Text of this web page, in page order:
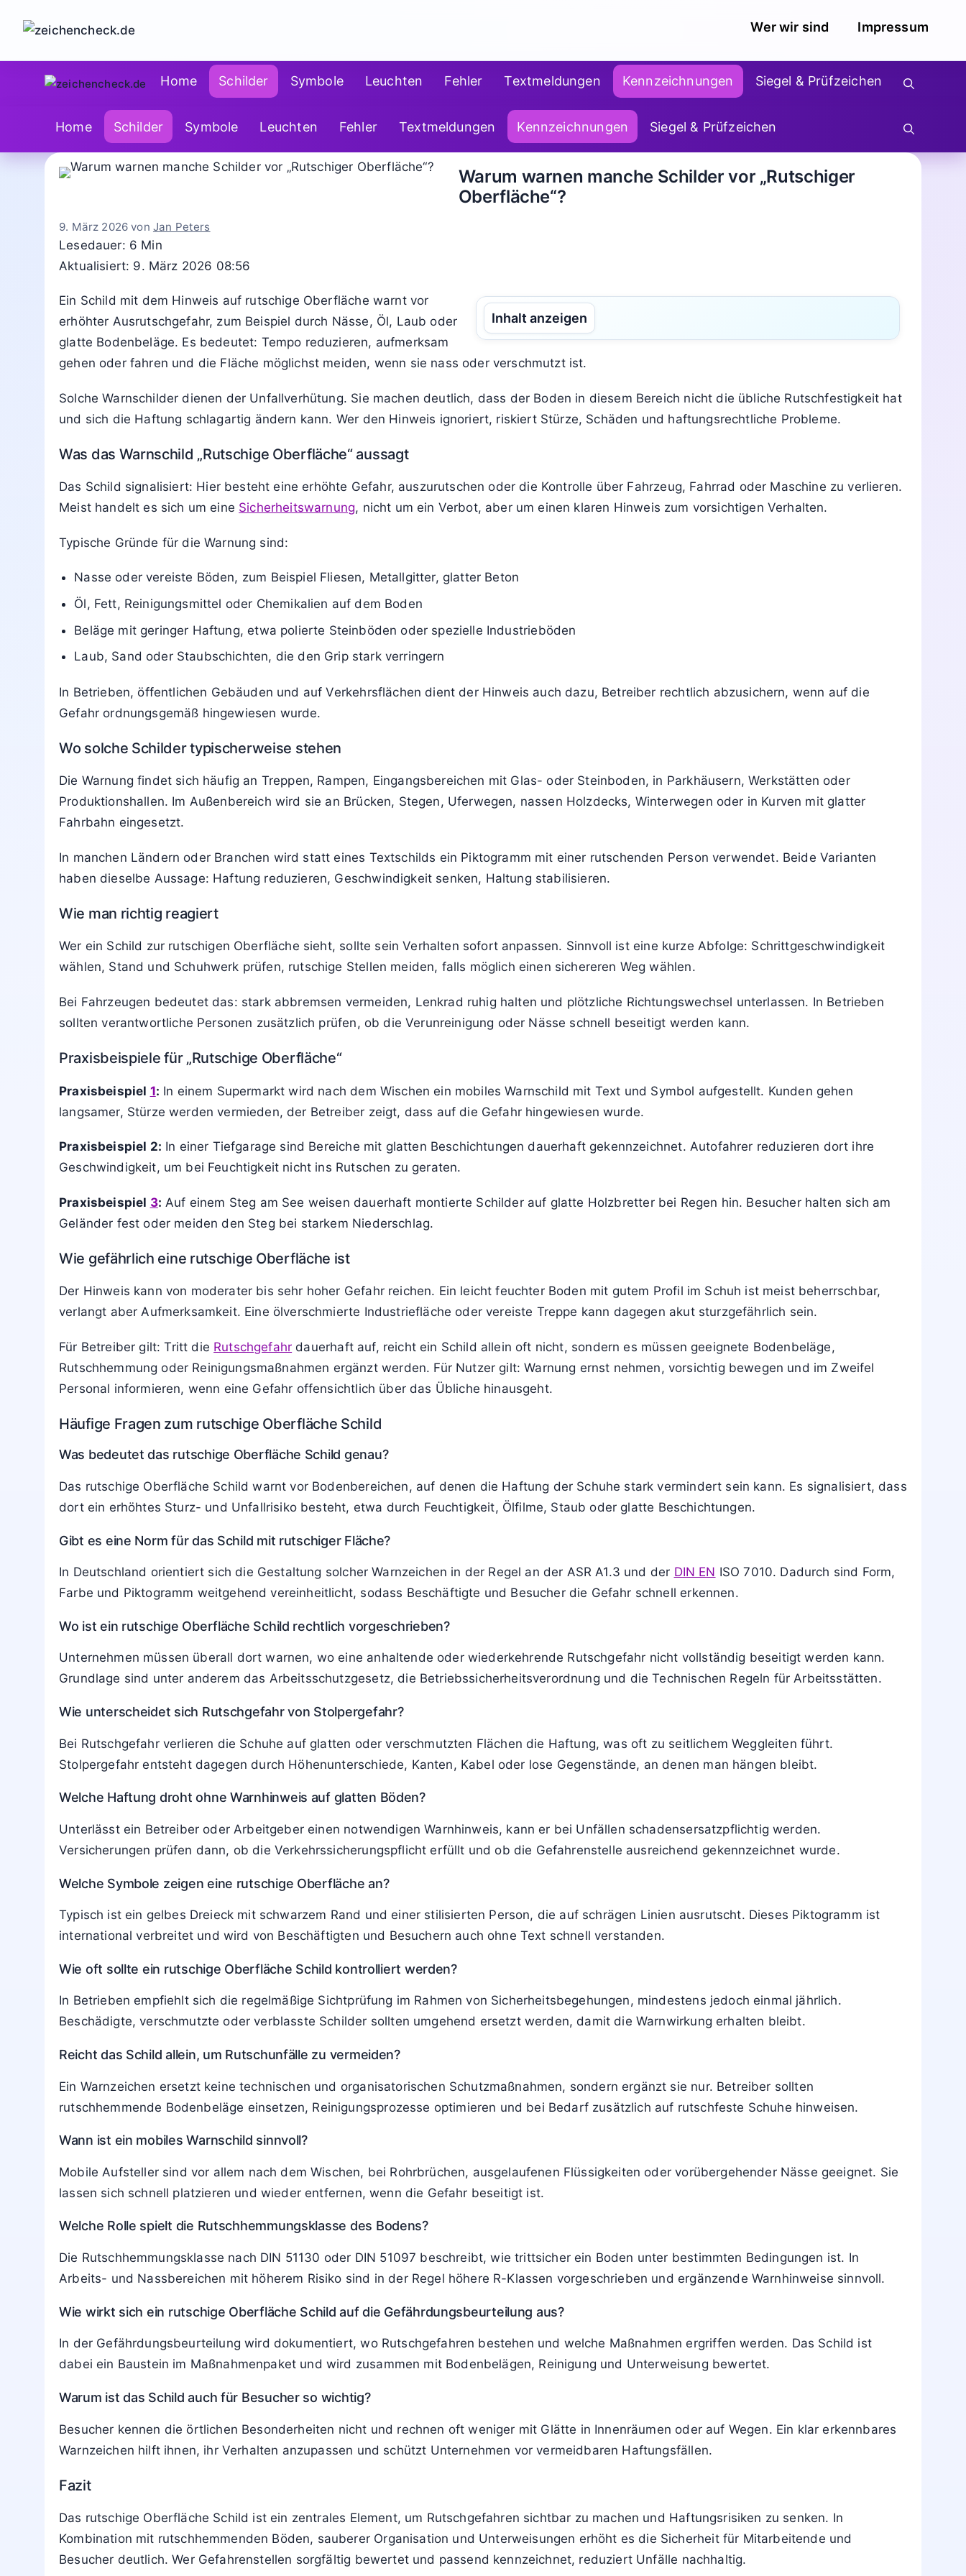
Inhalt
Wer wir sind Impressum
Home Schilder Symbole Leuchten Fehler Textmeldungen Kennzeichnungen Siegel & Prüfzeichen
Home Schilder Symbole Leuchten Fehler Textmeldungen Kennzeichnungen Siegel & Prüfzeichen
Warum warnen manche Schilder vor „Rutschiger
Oberfläche“?
9. März 2026 von Jan Peters
Lesedauer: 6 Min
Aktualisiert: 9. März 2026 08:56
Inhalt anzeigen
Ein Schild mit dem Hinweis auf rutschige Oberfläche warnt vor
erhöhter Ausrutschgefahr, zum Beispiel durch Nässe, Öl, Laub oder
glatte Bodenbeläge. Es bedeutet: Tempo reduzieren, aufmerksam
gehen oder fahren und die Fläche möglichst meiden, wenn sie nass oder verschmutzt ist.
Solche Warnschilder dienen der Unfallverhütung. Sie machen deutlich, dass der Boden in diesem Bereich nicht die übliche Rutschfestigkeit hat
und sich die Haftung schlagartig ändern kann. Wer den Hinweis ignoriert, riskiert Stürze, Schäden und haftungsrechtliche Probleme.
Was das Warnschild „Rutschige Oberfläche“ aussagt
Das Schild signalisiert: Hier besteht eine erhöhte Gefahr, auszurutschen oder die Kontrolle über Fahrzeug, Fahrrad oder Maschine zu verlieren.
Meist handelt es sich um eine Sicherheitswarnung, nicht um ein Verbot, aber um einen klaren Hinweis zum vorsichtigen Verhalten.
Typische Gründe für die Warnung sind:
Nasse oder vereiste Böden, zum Beispiel Fliesen, Metallgitter, glatter Beton
Öl, Fett, Reinigungsmittel oder Chemikalien auf dem Boden
Beläge mit geringer Haftung, etwa polierte Steinböden oder spezielle Industrieböden
Laub, Sand oder Staubschichten, die den Grip stark verringern
In Betrieben, öffentlichen Gebäuden und auf Verkehrsflächen dient der Hinweis auch dazu, Betreiber rechtlich abzusichern, wenn auf die
Gefahr ordnungsgemäß hingewiesen wurde.
Wo solche Schilder typischerweise stehen
Die Warnung findet sich häufig an Treppen, Rampen, Eingangsbereichen mit Glas- oder Steinboden, in Parkhäusern, Werkstätten oder
Produktionshallen. Im Außenbereich wird sie an Brücken, Stegen, Uferwegen, nassen Holzdecks, Winterwegen oder in Kurven mit glatter
Fahrbahn eingesetzt.
In manchen Ländern oder Branchen wird statt eines Textschilds ein Piktogramm mit einer rutschenden Person verwendet. Beide Varianten
haben dieselbe Aussage: Haftung reduzieren, Geschwindigkeit senken, Haltung stabilisieren.
Wie man richtig reagiert
Wer ein Schild zur rutschigen Oberfläche sieht, sollte sein Verhalten sofort anpassen. Sinnvoll ist eine kurze Abfolge: Schrittgeschwindigkeit
wählen, Stand und Schuhwerk prüfen, rutschige Stellen meiden, falls möglich einen sichereren Weg wählen.
Bei Fahrzeugen bedeutet das: stark abbremsen vermeiden, Lenkrad ruhig halten und plötzliche Richtungswechsel unterlassen. In Betrieben
sollten verantwortliche Personen zusätzlich prüfen, ob die Verunreinigung oder Nässe schnell beseitigt werden kann.
Praxisbeispiele für „Rutschige Oberfläche“
Praxisbeispiel 1: In einem Supermarkt wird nach dem Wischen ein mobiles Warnschild mit Text und Symbol aufgestellt. Kunden gehen
langsamer, Stürze werden vermieden, der Betreiber zeigt, dass auf die Gefahr hingewiesen wurde.
Praxisbeispiel 2: In einer Tiefgarage sind Bereiche mit glatten Beschichtungen dauerhaft gekennzeichnet. Autofahrer reduzieren dort ihre
Geschwindigkeit, um bei Feuchtigkeit nicht ins Rutschen zu geraten.
Praxisbeispiel 3: Auf einem Steg am See weisen dauerhaft montierte Schilder auf glatte Holzbretter bei Regen hin. Besucher halten sich am
Geländer fest oder meiden den Steg bei starkem Niederschlag.
Wie gefährlich eine rutschige Oberfläche ist
Der Hinweis kann von moderater bis sehr hoher Gefahr reichen. Ein leicht feuchter Boden mit gutem Profil im Schuh ist meist beherrschbar,
verlangt aber Aufmerksamkeit. Eine ölverschmierte Industriefläche oder vereiste Treppe kann dagegen akut sturzgefährlich sein.
Für Betreiber gilt: Tritt die Rutschgefahr dauerhaft auf, reicht ein Schild allein oft nicht, sondern es müssen geeignete Bodenbeläge,
Rutschhemmung oder Reinigungsmaßnahmen ergänzt werden. Für Nutzer gilt: Warnung ernst nehmen, vorsichtig bewegen und im Zweifel
Personal informieren, wenn eine Gefahr offensichtlich über das Übliche hinausgeht.
Häufige Fragen zum rutschige Oberfläche Schild
Was bedeutet das rutschige Oberfläche Schild genau?
Das rutschige Oberfläche Schild warnt vor Bodenbereichen, auf denen die Haftung der Schuhe stark vermindert sein kann. Es signalisiert, dass
dort ein erhöhtes Sturz- und Unfallrisiko besteht, etwa durch Feuchtigkeit, Ölfilme, Staub oder glatte Beschichtungen.
Gibt es eine Norm für das Schild mit rutschiger Fläche?
In Deutschland orientiert sich die Gestaltung solcher Warnzeichen in der Regel an der ASR A1.3 und der DIN EN ISO 7010. Dadurch sind Form,
Farbe und Piktogramm weitgehend vereinheitlicht, sodass Beschäftigte und Besucher die Gefahr schnell erkennen.
Wo ist ein rutschige Oberfläche Schild rechtlich vorgeschrieben?
Unternehmen müssen überall dort warnen, wo eine anhaltende oder wiederkehrende Rutschgefahr nicht vollständig beseitigt werden kann.
Grundlage sind unter anderem das Arbeitsschutzgesetz, die Betriebssicherheitsverordnung und die Technischen Regeln für Arbeitsstätten.
Wie unterscheidet sich Rutschgefahr von Stolpergefahr?
Bei Rutschgefahr verlieren die Schuhe auf glatten oder verschmutzten Flächen die Haftung, was oft zu seitlichem Weggleiten führt.
Stolpergefahr entsteht dagegen durch Höhenunterschiede, Kanten, Kabel oder lose Gegenstände, an denen man hängen bleibt.
Welche Haftung droht ohne Warnhinweis auf glatten Böden?
Unterlässt ein Betreiber oder Arbeitgeber einen notwendigen Warnhinweis, kann er bei Unfällen schadensersatzpflichtig werden.
Versicherungen prüfen dann, ob die Verkehrssicherungspflicht erfüllt und ob die Gefahrenstelle ausreichend gekennzeichnet wurde.
Welche Symbole zeigen eine rutschige Oberfläche an?
Typisch ist ein gelbes Dreieck mit schwarzem Rand und einer stilisierten Person, die auf schrägen Linien ausrutscht. Dieses Piktogramm ist
international verbreitet und wird von Beschäftigten und Besuchern auch ohne Text schnell verstanden.
Wie oft sollte ein rutschige Oberfläche Schild kontrolliert werden?
In Betrieben empfiehlt sich die regelmäßige Sichtprüfung im Rahmen von Sicherheitsbegehungen, mindestens jedoch einmal jährlich.
Beschädigte, verschmutzte oder verblasste Schilder sollten umgehend ersetzt werden, damit die Warnwirkung erhalten bleibt.
Reicht das Schild allein, um Rutschunfälle zu vermeiden?
Ein Warnzeichen ersetzt keine technischen und organisatorischen Schutzmaßnahmen, sondern ergänzt sie nur. Betreiber sollten
rutschhemmende Bodenbeläge einsetzen, Reinigungsprozesse optimieren und bei Bedarf zusätzlich auf rutschfeste Schuhe hinweisen.
Wann ist ein mobiles Warnschild sinnvoll?
Mobile Aufsteller sind vor allem nach dem Wischen, bei Rohrbrüchen, ausgelaufenen Flüssigkeiten oder vorübergehender Nässe geeignet. Sie
lassen sich schnell platzieren und wieder entfernen, wenn die Gefahr beseitigt ist.
Welche Rolle spielt die Rutschhemmungsklasse des Bodens?
Die Rutschhemmungsklasse nach DIN 51130 oder DIN 51097 beschreibt, wie trittsicher ein Boden unter bestimmten Bedingungen ist. In
Arbeits- und Nassbereichen mit höherem Risiko sind in der Regel höhere R-Klassen vorgeschrieben und ergänzende Warnhinweise sinnvoll.
Wie wirkt sich ein rutschige Oberfläche Schild auf die Gefährdungsbeurteilung aus?
In der Gefährdungsbeurteilung wird dokumentiert, wo Rutschgefahren bestehen und welche Maßnahmen ergriffen werden. Das Schild ist
dabei ein Baustein im Maßnahmenpaket und wird zusammen mit Bodenbelägen, Reinigung und Unterweisung bewertet.
Warum ist das Schild auch für Besucher so wichtig?
Besucher kennen die örtlichen Besonderheiten nicht und rechnen oft weniger mit Glätte in Innenräumen oder auf Wegen. Ein klar erkennbares
Warnzeichen hilft ihnen, ihr Verhalten anzupassen und schützt Unternehmen vor vermeidbaren Haftungsfällen.
Fazit
Das rutschige Oberfläche Schild ist ein zentrales Element, um Rutschgefahren sichtbar zu machen und Haftungsrisiken zu senken. In
Kombination mit rutschhemmenden Böden, sauberer Organisation und Unterweisungen erhöht es die Sicherheit für Mitarbeitende und
Besucher deutlich. Wer Gefahrenstellen sorgfältig bewertet und passend kennzeichnet, reduziert Unfälle nachhaltig.